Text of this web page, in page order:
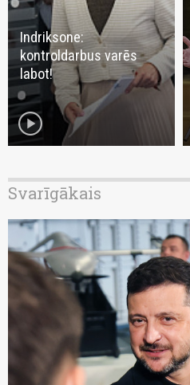
Indriksone:
kontroldarbus varēs
labot!
play_circle
Svarīgākais